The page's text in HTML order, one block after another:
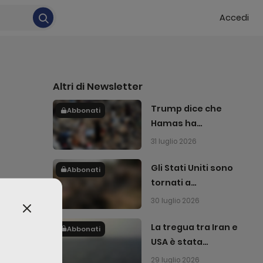
Accedi
sit
Altri di Newsletter
Abbonati
Trump dice che
Hamas ha
accettato di
31 luglio 2026
Abbonati
Gli Stati Uniti sono
tornati a
bombardare l'Iran
30 luglio 2026
Abbonati
La tregua tra Iran e
USA è stata
interrotta
29 luglio 2026